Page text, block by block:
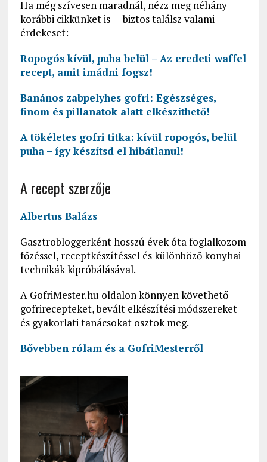
Ha még szívesen maradnál, nézz meg néhány
korábbi cikkünket is — biztos találsz valami
érdekeset:
Ropogós kívül, puha belül – Az eredeti waffel
recept, amit imádni fogsz!
Banános zabpelyhes gofri: Egészséges,
finom és pillanatok alatt elkészíthető!
A tökéletes gofri titka: kívül ropogós, belül
puha – így készítsd el hibátlanul!
A recept szerzője
Albertus Balázs
Gasztrobloggerként hosszú évek óta foglalkozom
főzéssel, receptkészítéssel és különböző konyhai
technikák kipróbálásával.
A GofriMester.hu oldalon könnyen követhető
gofrirecepteket, bevált elkészítési módszereket
és gyakorlati tanácsokat osztok meg.
Bővebben rólam és a GofriMesterről